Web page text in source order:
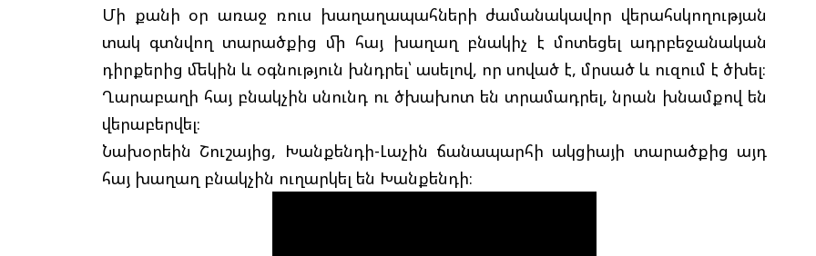
Մի քանի օր առաջ ռուս խաղաղապահների ժամանակավոր վերահսկողության
տակ գտնվող տարածքից մի հայ խաղաղ բնակիչ է մոտեցել ադրբեջանական
դիրքերից մեկին և օգնություն խնդրել՝ ասելով, որ սոված է, մրսած և ուզում է ծխել։
Ղարաբաղի հայ բնակչին սնունդ ու ծխախոտ են տրամադրել, նրան խնամքով են
վերաբերվել։
Նախօրեին Շուշայից, Խանքենդի-Լաչին ճանապարհի ակցիայի տարածքից այդ
հայ խաղաղ բնակչին ուղարկել են Խանքենդի։